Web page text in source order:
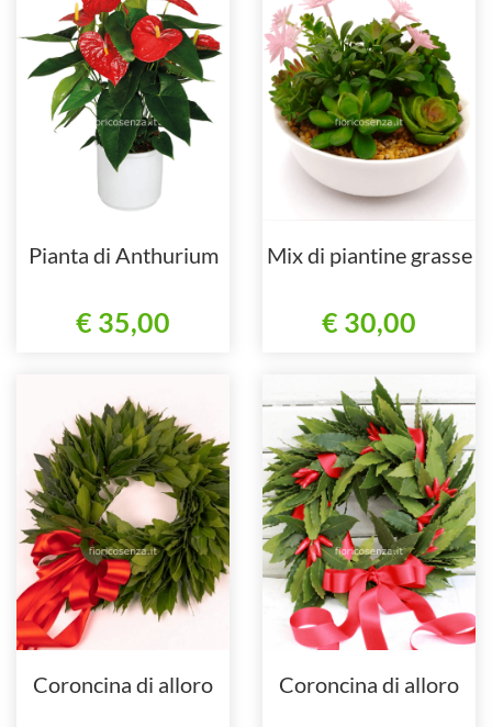
Pianta di Anthurium
€ 35,00
Mix di piantine grasse
€ 30,00
Coroncina di alloro Coroncina di alloro